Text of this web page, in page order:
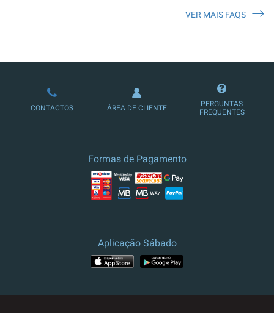
LOJA DE ASSINATURAS
VER MAIS FAQS
CONTACTOS ÁREA DE CLIENTE
PERGUNTAS
FREQUENTES
Formas de Pagamento
Aplicação Sábado